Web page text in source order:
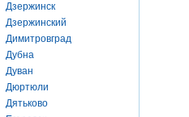
Дзержинск
Дзержинский
Димитровград
Дубна
Дуван
Дюртюли
Дятьково